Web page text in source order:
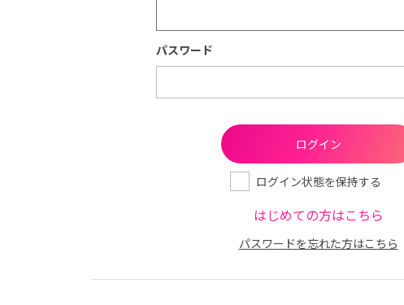
パスワード
ログイン状態を保持する
はじめての方はこちら
パスワードを忘れた方はこちら